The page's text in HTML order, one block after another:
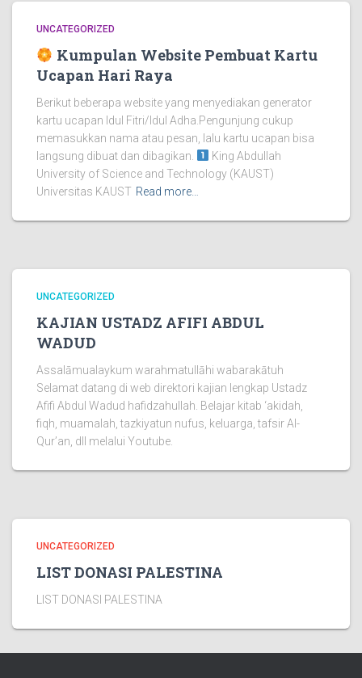
UNCATEGORIZED
Kumpulan Website Pembuat Kartu
Ucapan Hari Raya
Berikut beberapa website yang menyediakan generator
kartu ucapan Idul Fitri/Idul Adha.Pengunjung cukup
memasukkan nama atau pesan, lalu kartu ucapan bisa
langsung dibuat dan dibagikan.
King Abdullah
University of Science and Technology (KAUST)
Universitas KAUST Read more…
UNCATEGORIZED
KAJIAN USTADZ AFIFI ABDUL
WADUD
Assalāmualaykum warahmatullāhi wabarakātuh
Selamat datang di web direktori kajian lengkap Ustadz
Afifi Abdul Wadud hafidzahullah. Belajar kitab ‘akidah,
fiqh, muamalah, tazkiyatun nufus, keluarga, tafsir Al-
Qur’an, dll melalui Youtube.
UNCATEGORIZED
LIST DONASI PALESTINA
LIST DONASI PALESTINA